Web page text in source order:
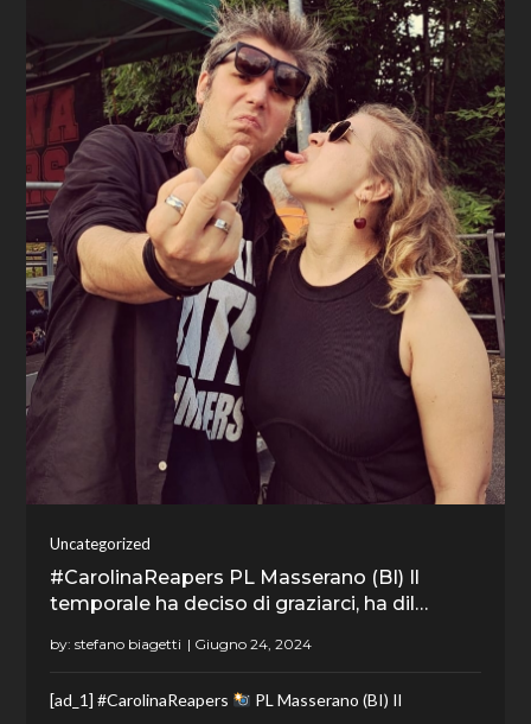
Uncategorized
#CarolinaReapers PL Masserano (BI) Il
temporale ha deciso di graziarci, ha dil…
by:stefano biagetti
[ad_1] #CarolinaReapers
PL Masserano (BI) Il